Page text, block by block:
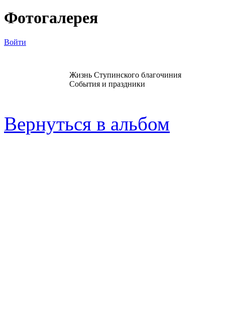
Фотогалерея
Войти
Жизнь Ступинского благочиния
События и праздники
Вернуться в альбом